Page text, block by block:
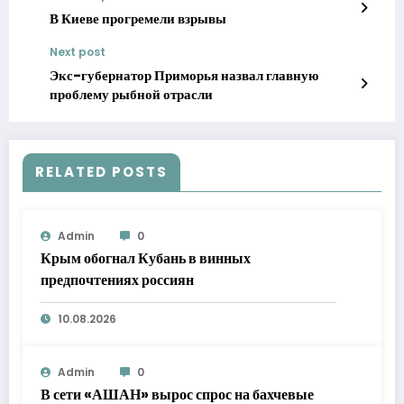
В Киеве прогремели взрывы
Next post
Экс-губернатор Приморья назвал главную
проблему рыбной отрасли
RELATED POSTS
Admin 0
Крым обогнал Кубань в винных
предпочтениях россиян
10.08.2026
Admin 0
В сети «АШАН» вырос спрос на бахчевые